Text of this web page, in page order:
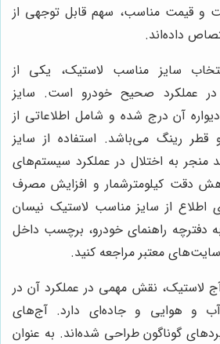
و قیمت مناسب، سهم قابل توجهی از
داده‌اند.
سایز مناسب لاستیک، یکی از
در عملکرد صحیح خودرو است. سایز
آن درج شده و شامل اطلاعاتی از
قطر رینگ می‌باشد. استفاده از سایز
منجر به اختلال در عملکرد سیستم‌های
دقت کیلومترشمار و افزایش مصرف
از سایز مناسب لاستیک نیسان
دفترچه راهنمای خودرو، برچسب داخل
معتبر مراجعه کنید.
لاستیک، نقش مهمی در عملکرد آن در
و هوایی و جاده‌ای دارد. آج‌های
گوناگون طراحی شده‌اند. به عنوان